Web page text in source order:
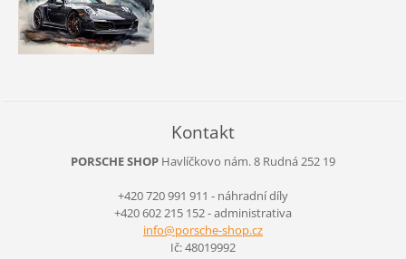
Kontakt
PORSCHE SHOP Havlíčkovo nám. 8 Rudná 252 19
+420 720 991 911 - náhradní díly
+420 602 215 152 - administrativa
info@porsche-shop.cz
Ič: 48019992